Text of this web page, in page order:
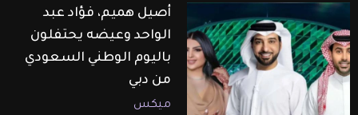
أصيل هميم، فؤاد عبد
الواحد وعيضه يحتفلون
باليوم الوطني السعودي
من دبي
ميكس